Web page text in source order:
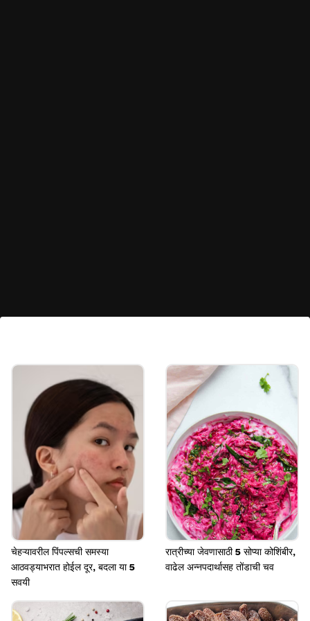
Image credits: Freepik
चेहऱ्यावरील पिंपल्सची समस्या
आठवड्याभरात होईल दूर, बदला या 5
सवयी
रात्रीच्या जेवणासाठी 5 सोप्या कोशिंबीर,
वाढेल अन्नपदार्थासह तोंडाची चव